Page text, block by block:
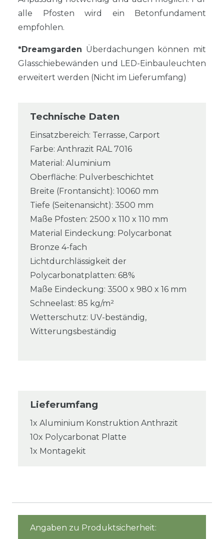
alle Pfosten wird ein Betonfundament
empfohlen.
*Dreamgarden Überdachungen können mit
Glasschiebewänden und LED-Einbauleuchten
erweitert werden (Nicht im Lieferumfang)
Technische Daten
Einsatzbereich: Terrasse, Carport
Farbe: Anthrazit RAL 7016
Material: Aluminium
Oberfläche: Pulverbeschichtet
Breite (Frontansicht): 10060 mm
Tiefe (Seitenansicht): 3500 mm
Maße Pfosten: 2500 x 110 x 110 mm
Material Eindeckung: Polycarbonat
Bronze 4-fach
Lichtdurchlässigkeit der
Polycarbonatplatten: 68%
Maße Eindeckung: 3500 x 980 x 16 mm
Schneelast: 85 kg/m²
Wetterschutz: UV-beständig,
Witterungsbeständig
Lieferumfang
1x Aluminium Konstruktion Anthrazit
10x Polycarbonat Platte
1x Montagekit
Angaben zu Produktsicherheit: